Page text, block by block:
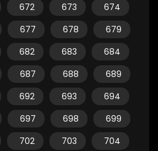
672 673
674
677 678
679
682 683
684
687 688
689
692 693
694
697 698
699
702 703
704